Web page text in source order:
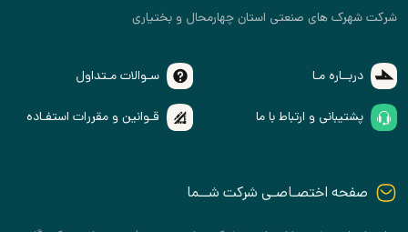
شرکت شهرک های صنعتی استان چهارمحال و بختیاری
دربــاره مـا سـوالات مـتداول
پشتیبانی و ارتباط با ما قـوانین و مقررات استفـاده
صفحه اختصـاصـی شرکت شــما